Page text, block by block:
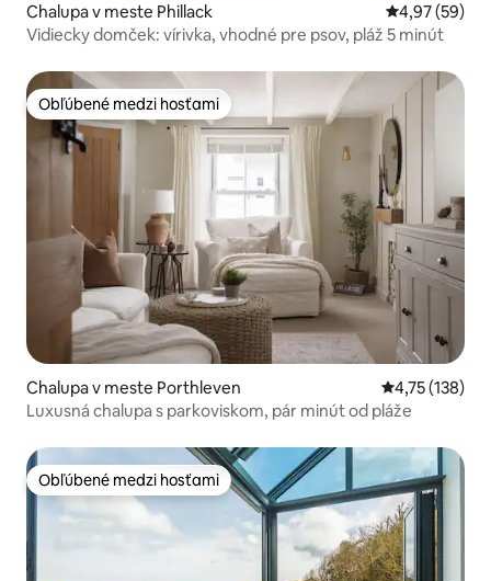
Chalupa v meste Phillack Priemerné
4,97 (59)
Vidiecky domček: vírivka, vhodné pre psov, pláž 5 minút
Obľúbené medzi hosťami
Obľúbené medzi hosťami
Chalupa v meste Porthleven Priemerné
4,75 (138)
Luxusná chalupa s parkoviskom, pár minút od pláže
Obľúbené medzi hosťami
Obľúbené medzi hosťami